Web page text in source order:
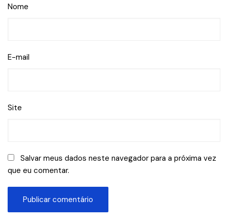
Nome
E-mail
Site
Salvar meus dados neste navegador para a próxima vez
que eu comentar.